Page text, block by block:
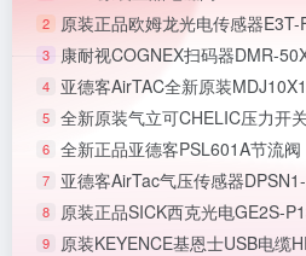
2 原装正品欧姆龙光电传感器E3T-
3 康耐视COGNEX扫码器DMR-
4 亚德客AirTAC全新原装
5 全新原装气立可CHELIC压力开
6 全新正品亚德客PSL601A节流阀
7 亚德客AirTac气压传感器
8 原装正品SICK西克光电GE2S-
9 原装KEYENCE基恩士USB电缆